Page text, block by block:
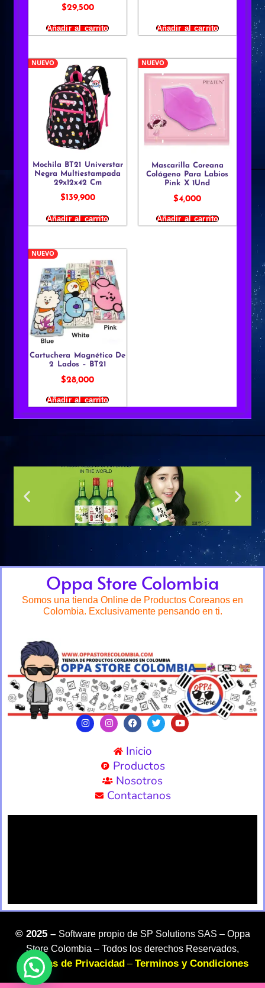
$29,500
Añadir al carrito Añadir al carrito
NUEVO
Mochila BT21 Universtar
Negra Multiestampada
29x12x42 Cm
$139,900
Añadir al carrito
NUEVO
Mascarilla Coreana
Colágeno Para Labios
Pink X 1Und
$4,000
Añadir al carrito
NUEVO
Cartuchera Magnético De
2 Lados – BT21
$28,000
Añadir al carrito
Oppa Store Colombia
Somos una tienda Online de Productos Coreanos en
Colombia. Exclusivamente pensando en ti.
Inicio
Productos
Nosotros
Contactanos
©2025 – Software propio de SP Solutions SAS – Oppa
Store Colombia – Todos los derechos Reservados,
Politicas de Privacidad – Terminos y Condiciones